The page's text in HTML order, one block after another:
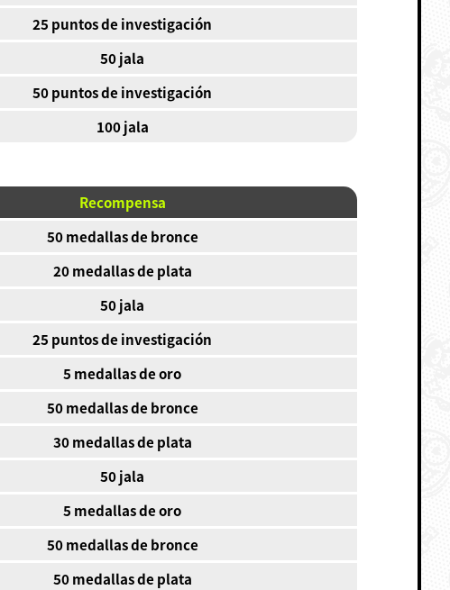
25 puntos de investigación
50 jala
50 puntos de investigación
100 jala
Recompensa
50 medallas de bronce
20 medallas de plata
50 jala
25 puntos de investigación
5 medallas de oro
50 medallas de bronce
30 medallas de plata
50 jala
5 medallas de oro
50 medallas de bronce
50 medallas de plata